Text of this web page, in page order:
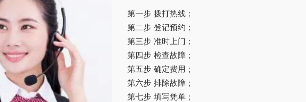
第一步 拨打热线；
第二步 登记预约；
第三步 准时上门；
第四步 检查故障；
第五步 确定费用；
第六步 排除故障；
第七步 填写凭单；